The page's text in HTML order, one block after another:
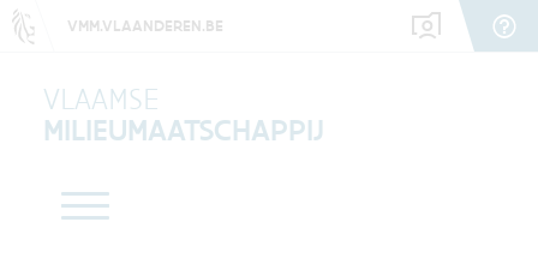
VMM.VLAANDEREN.BE
VLAAMSE
MILIEUMAATSCHAPPIJ